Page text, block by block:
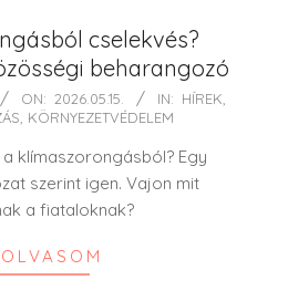
cselekvés?
beharangozó
ON: 2026.05.15. IN: HÍREK
KÖRNYEZETVÉDELEM
klímaszorongásból? Egy
szerint igen. Vajon mit
a fiataloknak?